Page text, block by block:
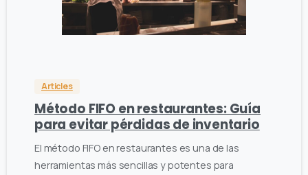
0 0
Articles
Método FIFO en restaurantes: Guía
para evitar pérdidas de inventario
El método FIFO en restaurantes es una de las
herramientas más sencillas y potentes para